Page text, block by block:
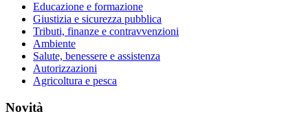
Educazione e formazione
Giustizia e sicurezza pubblica
Tributi, finanze e contravvenzioni
Ambiente
Salute, benessere e assistenza
Autorizzazioni
Agricoltura e pesca
Novità